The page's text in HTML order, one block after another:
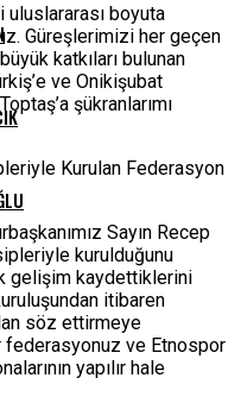
uluslararası boyuta
Güreşlerimizi her geçen
katkıları bulunan
ve Onikişubat
şükranlarımı
Kurulan Federasyon
Sayın Recep
kurulduğunu
gelişim kaydettiklerini
itibaren
söz ettirmeye
federasyonuz ve Etnospor
yapılır hale